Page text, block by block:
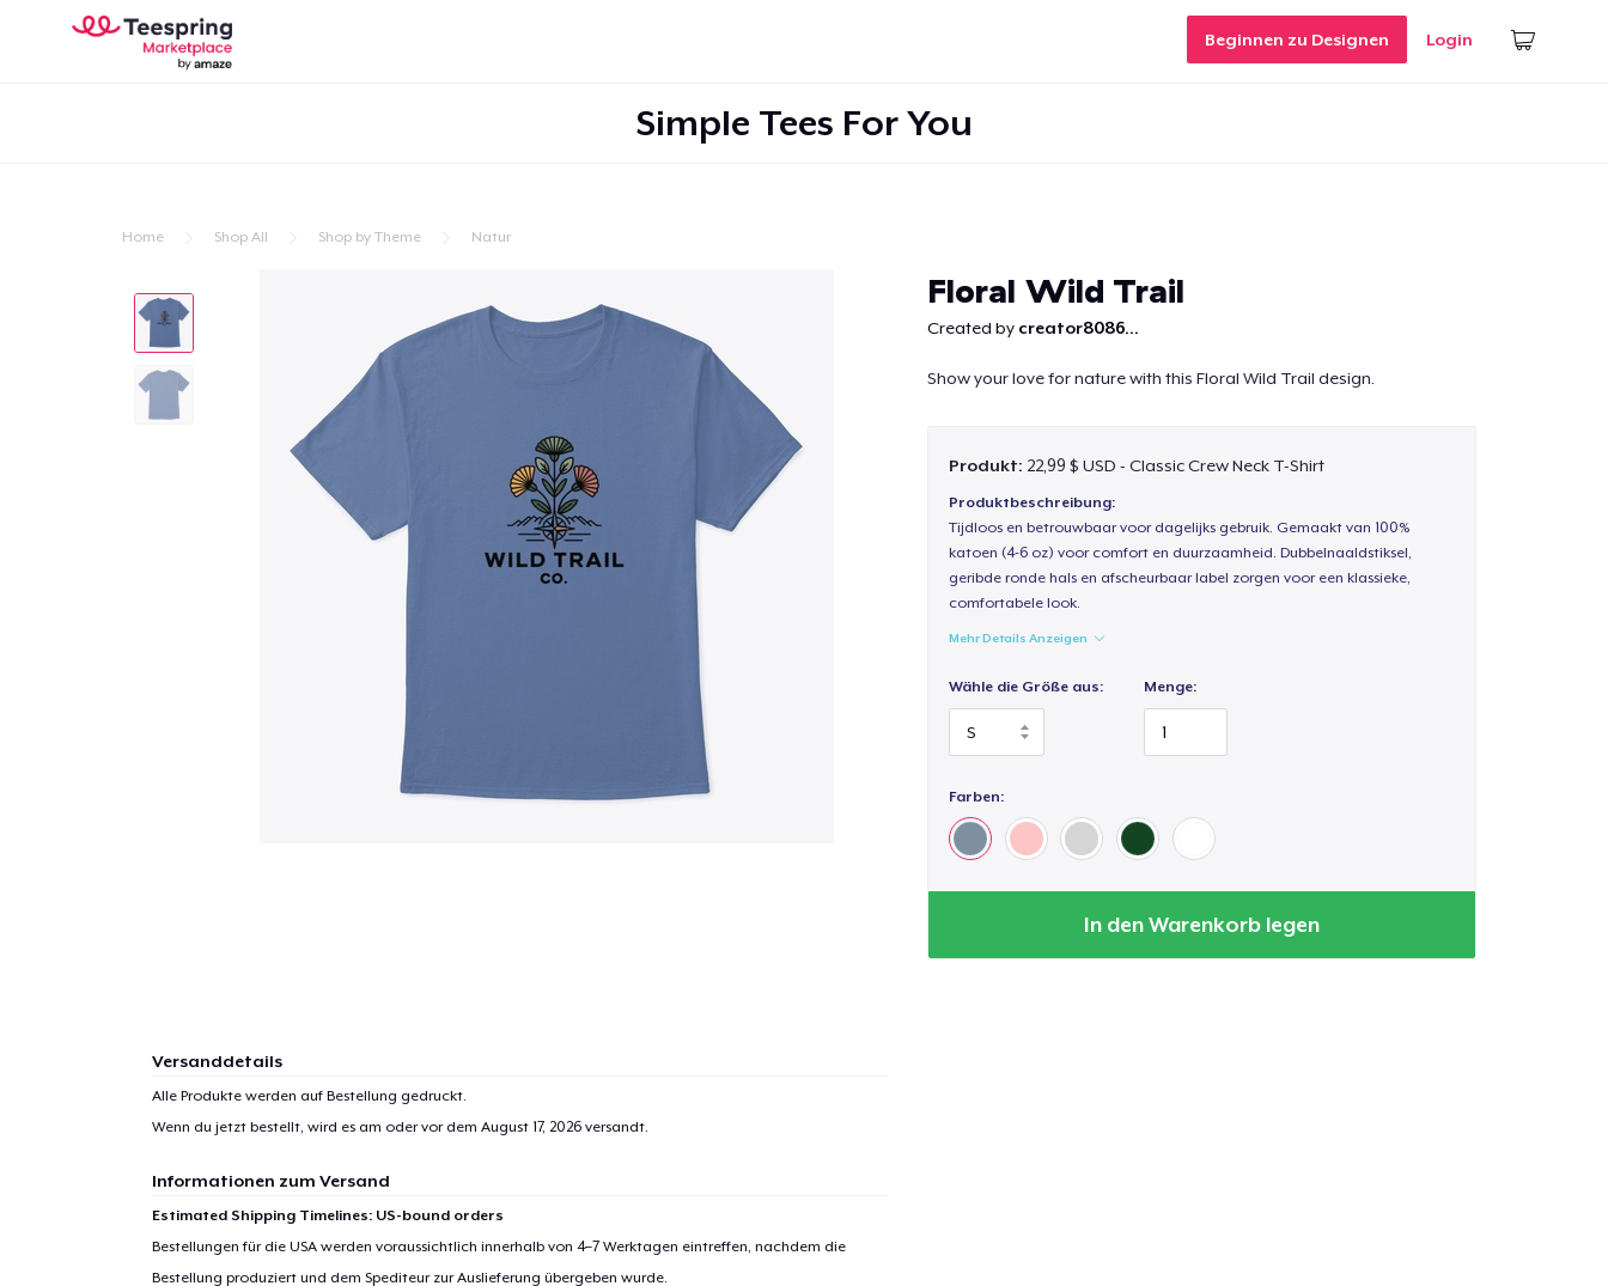
Beginnen zu Designen Login
Simple Tees For You
Home Shop All Shop by Theme Natur
Floral Wild Trail
Created by creator8086...
Show your love for nature with this Floral Wild Trail design.
Produkt: 22,99 $ USD - Classic Crew Neck T-Shirt
Produktbeschreibung:
Tijdloos en betrouwbaar voor dagelijks gebruik. Gemaakt van 100%
katoen (4-6 oz) voor comfort en duurzaamheid. Dubbelnaaldstiksel,
geribde ronde hals en afscheurbaar label zorgen voor een klassieke,
comfortabele look.
Mehr Details Anzeigen
Wähle die Größe aus: Menge:
Farben:
In den Warenkorb legen
Versanddetails
Alle Produkte werden auf Bestellung gedruckt.
Wenn du jetzt bestellt, wird es am oder vor dem August 17, 2026versandt.
Informationen zum Versand
Estimated Shipping Timelines: US-bound orders
Bestellungen für die USA werden voraussichtlich innerhalb von 4–7 Werktagen eintreffen, nachdem die
Bestellung produziert und dem Spediteur zur Auslieferung übergeben wurde.